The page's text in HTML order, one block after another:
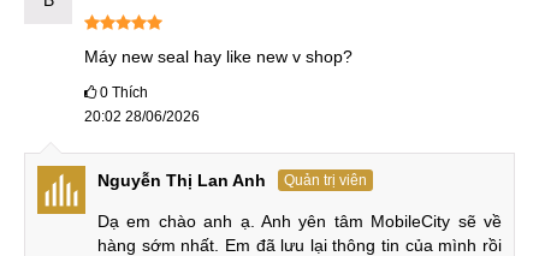
hỗ trợ người dùng trong mọi tình huống và hoàn cảnh.
OPPO Find X8 Ultra có RAM 12-16GB & Bộ nhớ trong
256GB-1TB
16GB sử dụng chuẩn LPDDR5X kết hợp bộ nhớ trong từ
256GB, 512GB và 1TB chuẩn UFS 4.1, mang đến hiệu suất
xử lý cực kỳ mượt mà.
Máy new seal hay like new v shop?
0 Thích
20:02 28/06/2026
Nguyễn Thị Lan Anh Quản trị viên
Dạ em chào anh ạ. Anh yên tâm MobileCity sẽ về
hàng sớm nhất. Em đã lưu lại thông tin của mình rồi